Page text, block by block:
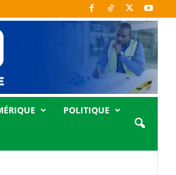
POLITIQUE